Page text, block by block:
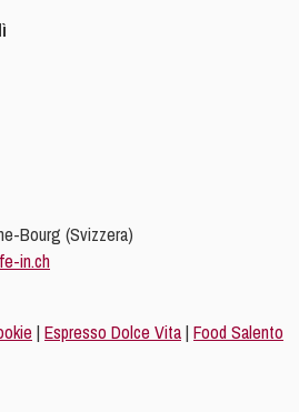
Bourg (Svizzera)
in.ch
| Espresso Dolce Vita| Food Salento